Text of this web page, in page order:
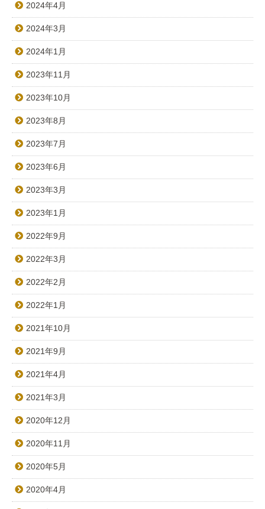
2024年4月
2024年3月
2024年1月
2023年11月
2023年10月
2023年8月
2023年7月
2023年6月
2023年3月
2023年1月
2022年9月
2022年3月
2022年2月
2022年1月
2021年10月
2021年9月
2021年4月
2021年3月
2020年12月
2020年11月
2020年5月
2020年4月